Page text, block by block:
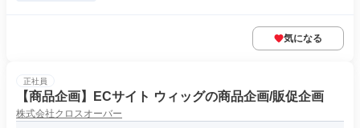
気になる
正社員
【商品企画】ECサイト ウィッグの商品企画/販促企画
株式会社クロスオーバー